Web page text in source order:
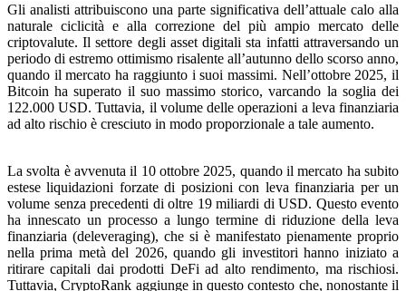
Gli analisti attribuiscono una parte significativa dell’attuale calo alla
naturale ciclicità e alla correzione del più ampio mercato delle
criptovalute. Il settore degli asset digitali sta infatti attraversando un
periodo di estremo ottimismo risalente all’autunno dello scorso anno,
quando il mercato ha raggiunto i suoi massimi. Nell’ottobre 2025, il
Bitcoin ha superato il suo massimo storico, varcando la soglia dei
122.000 USD. Tuttavia, il volume delle operazioni a leva finanziaria
ad alto rischio è cresciuto in modo proporzionale a tale aumento.
La svolta è avvenuta il 10 ottobre 2025, quando il mercato ha subito
estese liquidazioni forzate di posizioni con leva finanziaria per un
volume senza precedenti di oltre 19 miliardi di USD. Questo evento
ha innescato un processo a lungo termine di riduzione della leva
finanziaria (deleveraging), che si è manifestato pienamente proprio
nella prima metà del 2026, quando gli investitori hanno iniziato a
ritirare capitali dai prodotti DeFi ad alto rendimento, ma rischiosi.
Tuttavia, CryptoRank aggiunge in questo contesto che, nonostante il